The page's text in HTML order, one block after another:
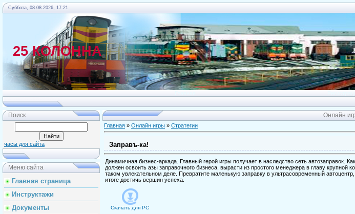
Суббота, 08.08.2026, 17:21
25 КОЛОННА
Поиск
часы для сайта
Меню сайта
Главная страница
Инструктажи
Документы
Онлайн
Главная » Онлайн игры » Стратегии
Заправъ-ка!
Динамичная бизнес-аркада. Главный герой игры получает в наследство сеть автозаправок.
должен освоить азы заправочного бизнеса, вырасти из простого менеджера в главу крупной
таком увлекательном деле. Превратите маленькую заправку в ультрасовременный
итоге достичь вершин успеха.
Скачать для PC